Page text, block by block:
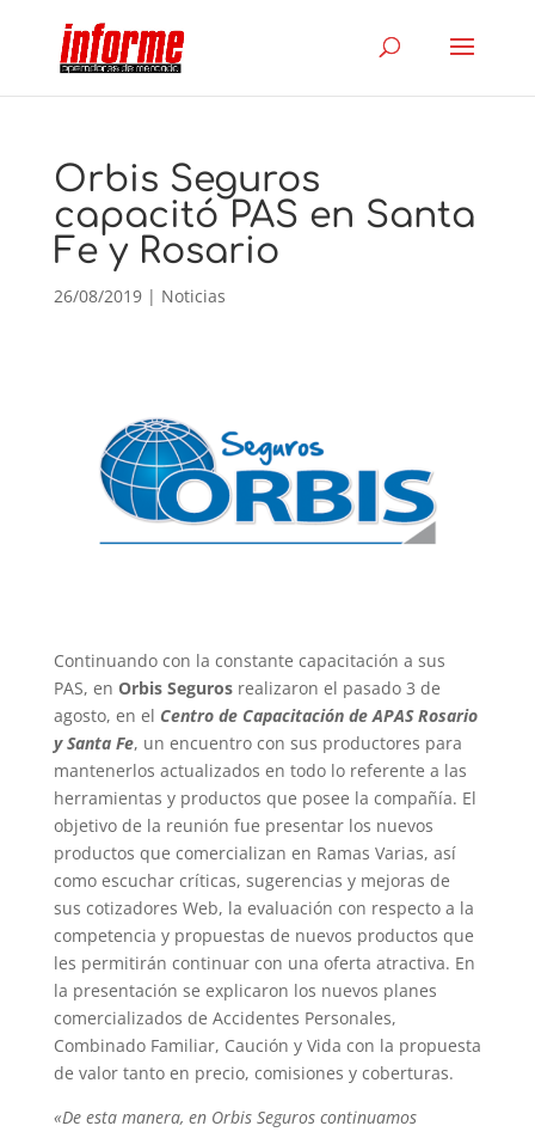
Orbis Seguros
capacitó PAS en Santa
Fe y Rosario
26/08/2019| Noticias
Continuando con la constante capacitación a sus
PAS, en Orbis Segurosrealizaron el pasado 3 de
agosto, en el Centro de Capacitación de APAS Rosario
y Santa Fe, un encuentro con sus productores para
mantenerlos actualizados en todo lo referente a las
herramientas y productos que posee la compañía. El
objetivo de la reunión fue presentar los nuevos
productos que comercializan en Ramas Varias, así
como escuchar críticas, sugerencias y mejoras de
sus cotizadores Web, la evaluación con respecto a la
competencia y propuestas de nuevos productos que
les permitirán continuar con una oferta atractiva. En
la presentación se explicaron los nuevos planes
comercializados de Accidentes Personales,
Combinado Familiar, Caución y Vida con la propuesta
de valor tanto en precio, comisiones y coberturas.
«De esta manera, en Orbis Seguros continuamos